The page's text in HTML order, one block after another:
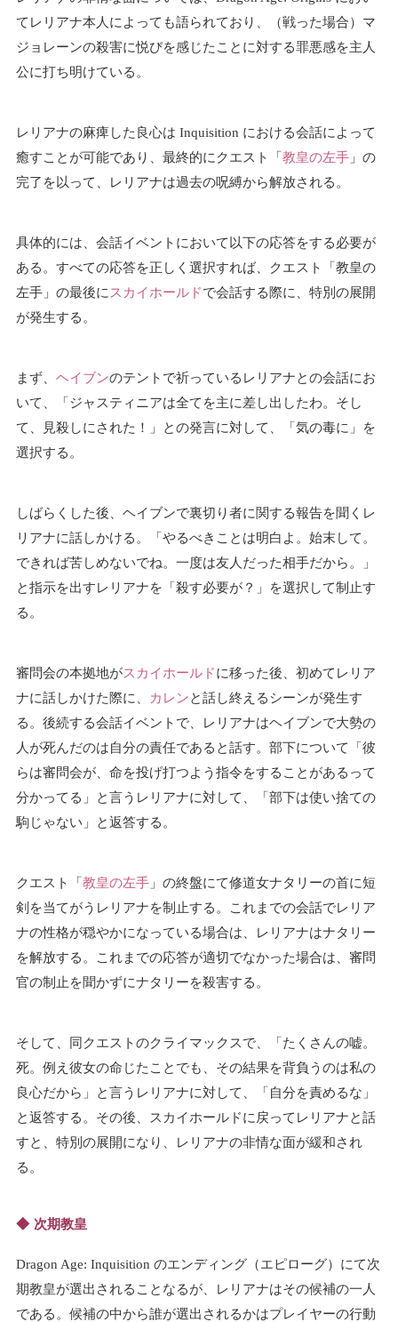
てレリアナ本人によっても語られており、（戦った場合）マ
ジョレーンの殺害に悦びを感じたことに対する罪悪感を主人
公に打ち明けている。
レリアナの麻痺した良心は Inquisition における会話によって
癒すことが可能であり、最終的にクエスト「教皇の左手 」の
完了を以って、レリアナは過去の呪縛から解放される。
具体的には、会話イベントにおいて以下の応答をする必要が
ある。すべての応答を正しく選択すれば、クエスト「教皇の
左手」の最後に スカイホールドで会話する際に、特別の展開
が発生する。
まず、 ヘイブンのテントで祈っているレリアナとの会話にお
いて、「ジャスティニアは全てを主に差し出したわ。そし
て、見殺しにされた！」との発言に対して、「気の毒に」を
選択する。
しばらくした後、ヘイブンで裏切り者に関する報告を聞くレ
リアナに話しかける。「やるべきことは明白よ。始末して。
できれば苦しめないでね。一度は友人だった相手だから。」
と指示を出すレリアナを「殺す必要が？」を選択して制止す
る。
審問会の本拠地がスカイホールドに移った後、初めてレリア
ナに話しかけた際に、
カレンと話し終えるシーンが発生す
る。後続する会話イベントで、レリアナはヘイブンで大勢の
人が死んだのは自分の責任であると話す。部下について「彼
らは審問会が、命を投げ打つよう指令をすることがあるって
分かってる」と言うレリアナに対して、「部下は使い捨ての
駒じゃない」と返答する。
クエスト「教皇の左手 」の終盤にて修道女ナタリーの首に短
剣を当てがうレリアナを制止する。これまでの会話でレリア
ナの性格が穏やかになっている場合は、レリアナはナタリー
を解放する。これまでの応答が適切でなかった場合は、審問
官の制止を聞かずにナタリーを殺害する。
そして、同クエストのクライマックスで、「たくさんの嘘。
死。例え彼女の命じたことでも、その結果を背負うのは私の
良心だから」と言うレリアナに対して、「自分を責めるな」
と返答する。その後、スカイホールドに戻ってレリアナと話
すと、特別の展開になり、レリアナの非情な面が緩和され
る。
次期教皇
Dragon Age: Inquisition のエンディング（エピローグ）にて次
期教皇が選出されることなるが、レリアナはその候補の一人
である。候補の中から誰が選出されるかはプレイヤーの行動